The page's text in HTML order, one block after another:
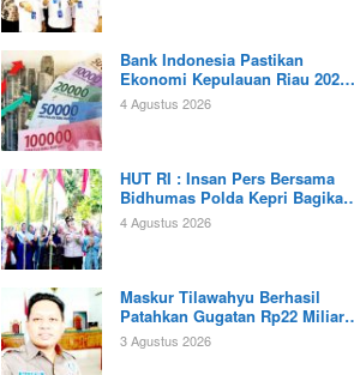
Bank Indonesia Pastikan
Ekonomi Kepulauan Riau 2026
Tunjukan Kinerja Positif
4 Agustus 2026
‎HUT RI : Insan Pers Bersama
Bidhumas Polda Kepri Bagikan
Ratusan Bendera Merah Putih
4 Agustus 2026
Maskur Tilawahyu Berhasil
Patahkan Gugatan Rp22 Miliar,
Amankan Aset Pendidikan
Pemprov Kepri
3 Agustus 2026